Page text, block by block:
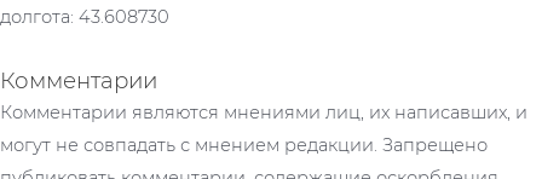
долгота: 43.608730
Комментарии
Комментарии являются мнениями лиц, их написавших, и
могут не совпадать с мнением редакции. Запрещено